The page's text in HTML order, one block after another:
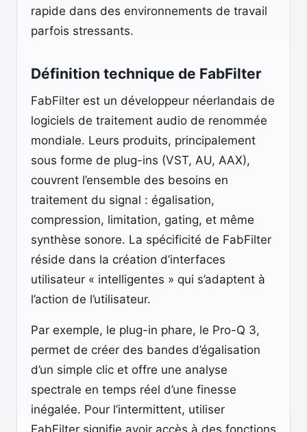
rapide dans des environnements de travail
parfois stressants.
Définition technique de FabFilter
FabFilter est un développeur néerlandais de
logiciels de traitement audio de renommée
mondiale. Leurs produits, principalement
sous forme de plug-ins (VST, AU, AAX),
couvrent l’ensemble des besoins en
traitement du signal : égalisation,
compression, limitation, gating, et même
synthèse sonore. La spécificité de FabFilter
réside dans la création d’interfaces
utilisateur « intelligentes » qui s’adaptent à
l’action de l’utilisateur.
Par exemple, le plug-in phare, le Pro-Q 3,
permet de créer des bandes d’égalisation
d’un simple clic et offre une analyse
spectrale en temps réel d’une finesse
inégalée. Pour l’intermittent, utiliser
FabFilter signifie avoir accès à des fonctions